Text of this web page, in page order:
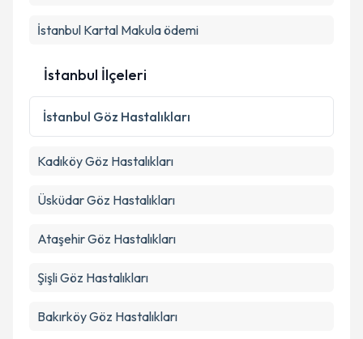
Takvim Talebini Gönder
İstanbul Kartal Makula ödemi
İstanbul İlçeleri
İstanbul Göz Hastalıkları
KadıköyGöz Hastalıkları
ÜsküdarGöz Hastalıkları
AtaşehirGöz Hastalıkları
ŞişliGöz Hastalıkları
BakırköyGöz Hastalıkları